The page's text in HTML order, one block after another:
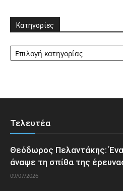
Κατηγορίες
Κατηγορίες
Τελευτέα
Θεόδωρος Πελαντάκης:
άναψε τη σπίθα της
09/07/2026